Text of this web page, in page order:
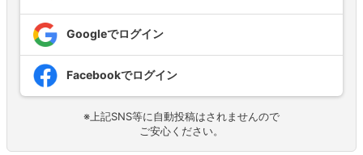
Googleでログイン
Facebookでログイン
※上記SNS等に自動投稿はされませんので
ご安心ください。